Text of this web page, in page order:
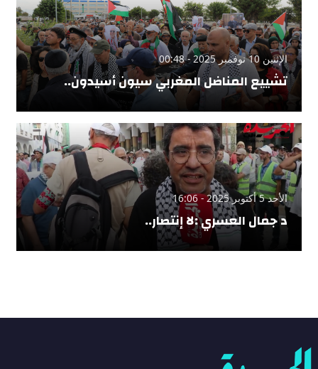
الإثنين 10 نوفمبر 2025 - 00:48
تشييع المناضل المغربي سيون أسيدون..
الأحد 5 أكتوبر 2025 - 16:06
د جمال العسري :لا إنتصار..